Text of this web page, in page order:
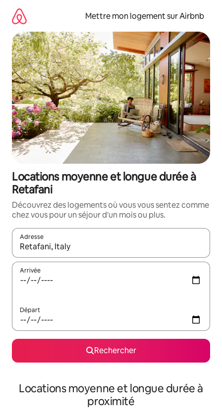
directement
contenu
Mettre mon logement sur Airbnb
Locations moyenne et longue durée à
Retafani
Découvrez des logements où vous vous sentez comme
chez vous pour un séjour d'un mois ou plus.
Adresse
Lorsque les résultats s'affichent, utilisez les flèches vers le
Arrivée
Départ
Rechercher
Locations moyenne et longue durée à
proximité